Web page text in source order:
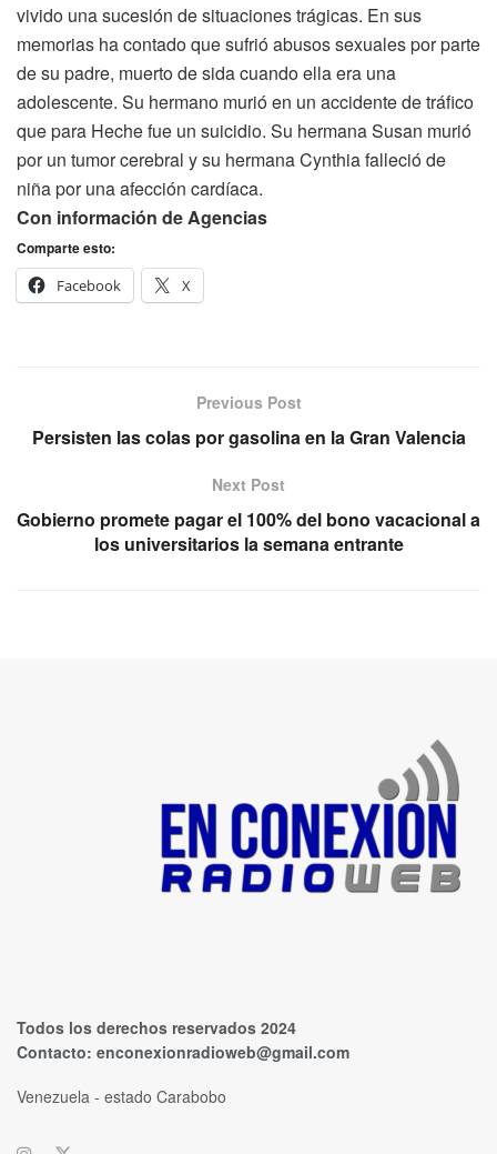
vivido una sucesión de situaciones trágicas. En sus
memorias ha contado que sufrió abusos sexuales por parte
de su padre, muerto de sida cuando ella era una
adolescente. Su hermano murió en un accidente de tráfico
que para Heche fue un suicidio. Su hermana Susan murió
por un tumor cerebral y su hermana Cynthia falleció de
niña por una afección cardíaca.
Con información de Agencias
Comparte esto:
Facebook
X
Previous Post
Persisten las colas por gasolina en la Gran Valencia
Next Post
Gobierno promete pagar el 100% del bono vacacional a
los universitarios la semana entrante
Todos los derechos reservados 2024
Contacto: enconexionradioweb@gmail.com
Venezuela - estado Carabobo